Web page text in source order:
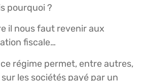
pourquoi ?
il nous faut revenir aux
fiscale…
régime permet, entre autres,
sur les sociétés payé par un